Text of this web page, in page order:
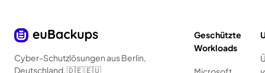
Cyber-Schutzlösungen aus Berlin,
Deutschland. 🇩🇪 🇪🇺
Geschützte
Workloads